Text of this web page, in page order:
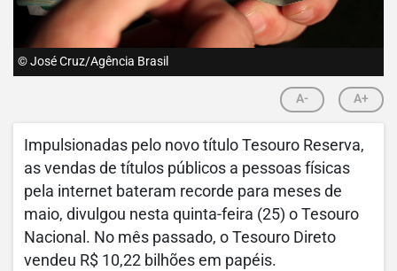
© José Cruz/Agência Brasil
A- A+
Impulsionadas pelo novo título Tesouro Reserva,
as vendas de títulos públicos a pessoas físicas
pela internet bateram recorde para meses de
maio, divulgou nesta quinta-feira (25) o Tesouro
Nacional. No mês passado, o Tesouro Direto
vendeu R$ 10,22 bilhões em papéis.